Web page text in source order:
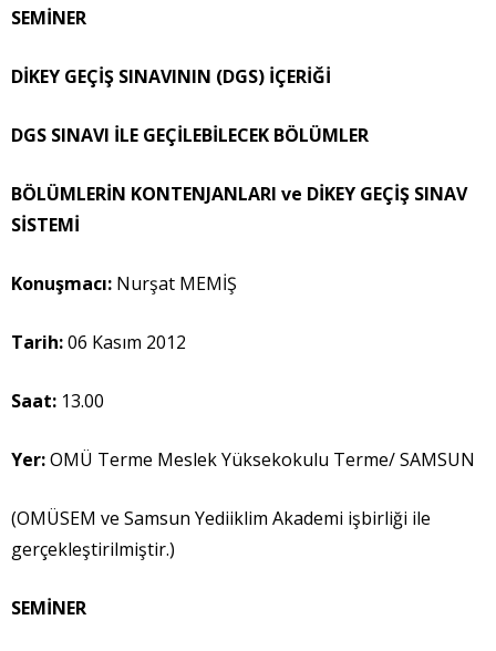
SEMİNER
DİKEY GEÇİŞ SINAVININ (DGS) İÇERİĞİ
DGS SINAVI İLE GEÇİLEBİLECEK BÖLÜMLER
BÖLÜMLERİN KONTENJANLARI ve DİKEY GEÇİŞ SINAV
SİSTEMİ
Konuşmacı: Nurşat MEMİŞ
Tarih:06 Kasım 2012
Saat: 13.00
Yer:OMÜ Terme Meslek Yüksekokulu Terme/ SAMSUN
(OMÜSEM ve Samsun Yediiklim Akademi işbirliği ile
gerçekleştirilmiştir.)
SEMİNER